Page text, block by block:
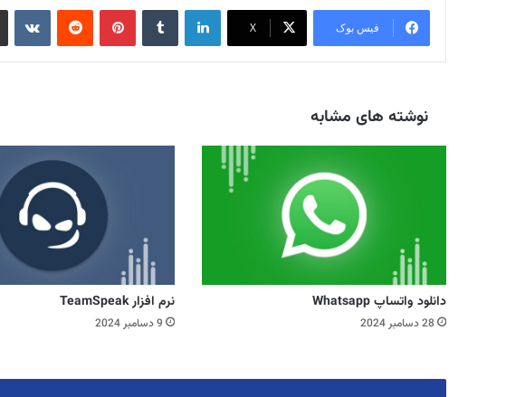
فیس بوک X
لینکدین ‫پین‌ترست ‫رددیت
نوشته های مشابه
دانلود واتساپ Whatsapp
28 دسامبر 2024
نرم افزار TeamSpeak
9 دسامبر 2024